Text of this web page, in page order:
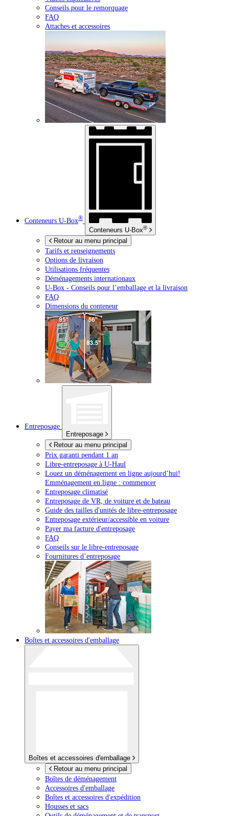
Conseils pour le remorquage
FAQ
Attaches et accessoires
Conteneurs U-Box®
Conteneurs U-Box®
Retour au menu principal
Tarifs et renseignements
Options de livraison
Utilisations fréquentes
Déménagements internationaux
U-Box - Conseils pour l’emballage et la livraison
FAQ
Dimensions du conteneur
Entreposage
Entreposage
Retour au menu principal
Prix garanti pendant 1 an
Libre-entreposage à U-Haul
Louez un déménagement en ligne aujourd’hui!
Emménagement en ligne : commencer
Entreposage climatisé
Entreposage de VR, de voiture et de bateau
Guide des tailles d'unités de libre-entreposage
Entreposage extérieur/accessible en voiture
Payer ma facture d'entreposage
FAQ
Conseils sur le libre-entreposage
Fournitures d’entreposage
Boîtes et accessoires d'emballage
Boîtes et accessoires d'emballage
Retour au menu principal
Boîtes de déménagement
Accessoires d'emballage
Boîtes et accessoires d'expédition
Housses et sacs